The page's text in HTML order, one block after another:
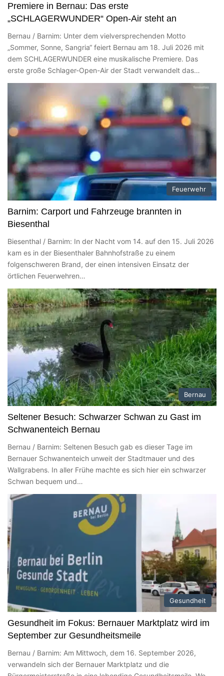
Premiere in Bernau: Das erste
„SCHLAGERWUNDER“ Open-Air steht an
Bernau / Barnim: Unter dem vielversprechenden Motto
„Sommer, Sonne, Sangria“ feiert Bernau am 18. Juli 2026 mit
dem SCHLAGERWUNDER eine musikalische Premiere. Das
erste große Schlager-Open-Air der Stadt verwandelt das…
Feuerwehr
Barnim: Carport und Fahrzeuge brannten in
Biesenthal
Biesenthal / Barnim: In der Nacht vom 14. auf den 15. Juli 2026
kam es in der Biesenthaler Bahnhofstraße zu einem
folgenschweren Brand, der einen intensiven Einsatz der
örtlichen Feuerwehren…
Bernau
Seltener Besuch: Schwarzer Schwan zu Gast im
Schwanenteich Bernau
Bernau / Barnim: Seltenen Besuch gab es dieser Tage im
Bernauer Schwanenteich unweit der Stadtmauer und des
Wallgrabens. In aller Frühe machte es sich hier ein schwarzer
Schwan bequem und…
Gesundheit
Gesundheit im Fokus: Bernauer Marktplatz wird im
September zur Gesundheitsmeile
Bernau / Barnim: Am Mittwoch, dem 16. September 2026,
verwandeln sich der Bernauer Marktplatz und die